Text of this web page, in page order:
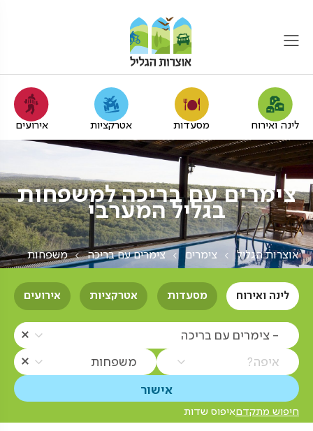
לינה ואירוח מסעדות אטרקציות אירועים
צימרים עם בריכה למשפחות
בגליל המערבי
אוצרות הגליל צימרים צימרים עם בריכה משפחות
לינה ואירוח מסעדות אטרקציות אירועים
- צימרים עם בריכה
איפה? משפחות
חיפוש מתקדםאיפוס שדות